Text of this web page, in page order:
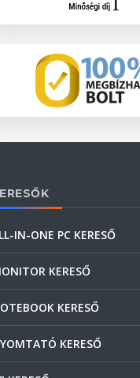
IN-ONE PC KERESŐ
KERESŐ
KERESŐ
KERESŐ